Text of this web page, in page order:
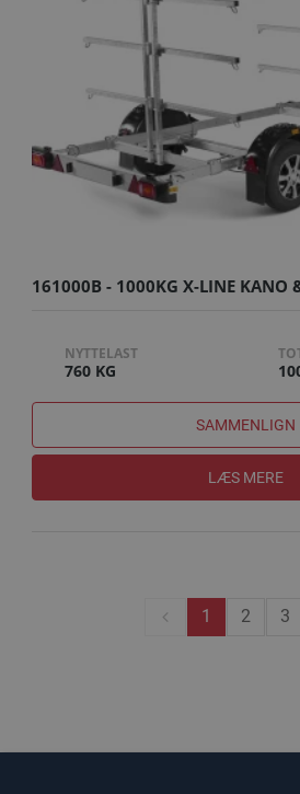
161000B - 1000KG X-LINE KANO
NYTTELAST
760 KG
SAMMENLIGN
LÆS MERE
1 2 3